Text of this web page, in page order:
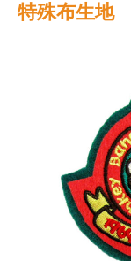
特殊布生地